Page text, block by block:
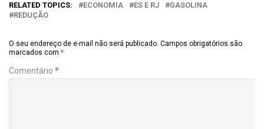
RELATED TOPICS: ECONOMIA ES E RJ
GASOLINA
REDUÇÃO
O seu endereço de e-mail não será publicado. Campos obrigatórios são
marcados com *
Comentário *